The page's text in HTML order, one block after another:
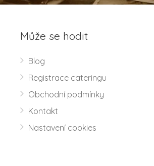
Může se hodit
Blog
Registrace cateringu
Obchodní podmínky
Kontakt
Nastavení cookies